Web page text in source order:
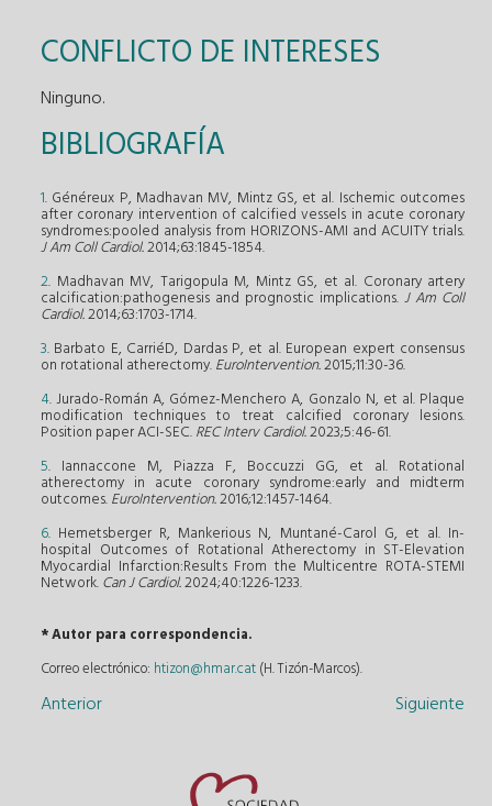
CONFLICTO DE INTERESES
Ninguno.
BIBLIOGRAFÍA
1. Généreux P, Madhavan MV, Mintz GS, et al. Ischemic outcomes
after coronary intervention of calcified vessels in acute coronary
syndromes:pooled analysis from HORIZONS-AMI and ACUITY trials.
J Am Coll Cardiol.2014;63:1845-1854.
2. Madhavan MV, Tarigopula M, Mintz GS, et al. Coronary artery
calcification:pathogenesis and prognostic implications. J Am Coll
Cardiol.2014;63:1703-1714.
3. Barbato E, CarriéD, Dardas P, et al. European expert consensus
on rotational atherectomy.EuroIntervention.2015;11:30-36.
4. Jurado-Román A, Gómez-Menchero A, Gonzalo N, et al. Plaque
modification techniques to treat calcified coronary lesions.
Position paper ACI-SEC.REC Interv Cardiol.2023;5:46-61.
5. Iannaccone M, Piazza F, Boccuzzi GG, et al. Rotational
atherectomy in acute coronary syndrome:early and midterm
outcomes.EuroIntervention.2016;12:1457-1464.
6. Hemetsberger R, Mankerious N, Muntané-Carol G, et al. In-
hospital Outcomes of Rotational Atherectomy in ST-Elevation
Myocardial Infarction:Results From the Multicentre ROTA-STEMI
Network.Can J Cardiol.2024;40:1226-1233.
* Autor para correspondencia.
Correo electrónico: htizon@hmar.cat(H. Tizón-Marcos).
Anterior Siguiente